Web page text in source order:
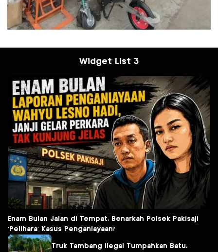
Widget List 3
Enam Bulan Jalan di Tempat, Benarkah Polsek Pakisaji
‘Pelihara’ Kasus Penganiayaan?
Truk Tambang ilegal Tumpahkan Batu,